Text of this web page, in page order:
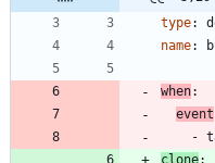
type:
name:
when:
event
-
clone: